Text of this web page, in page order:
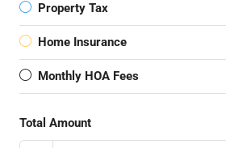
Property Tax
Home Insurance
Monthly HOA Fees
Total Amount